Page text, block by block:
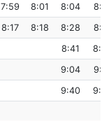
7:59 8:01 8:04
8:17 8:18 8:28 8:31
8:41
9:04
9:40